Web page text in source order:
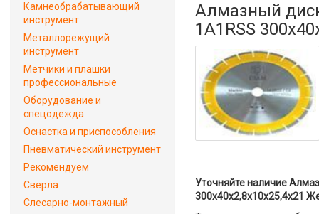
Алмазный
1A1RSS
Уточняйте наличие
300х40х2,8х10х25,4х21
Камнеобрабатывающий
инструмент
Металлорежущий
инструмент
Метчики и плашки
профессиональные
Оборудование и
спецодежда
Оснастка и приспособления
Пневматический инструмент
Рекомендуем
Сверла
Слесарно-монтажный